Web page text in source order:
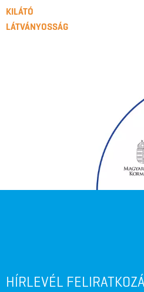
KILÁTÓ
LÁTVÁNYOSSÁG
HÍRLEVÉL